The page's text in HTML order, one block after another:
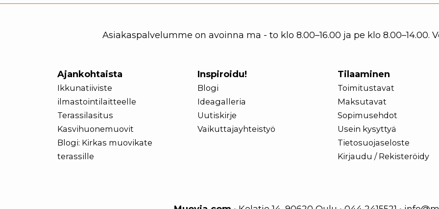
Asiakaspalvelumme on avoinna ma - to klo 8.00–16.00 ja pe klo 8.00–14.00.
Ajankohtaista
Ikkunatiiviste
ilmastointilaitteelle
Terassilasitus
Kasvihuonemuovit
Blogi: Kirkas muovikate
terassille
Inspiroidu!
Blogi
Ideagalleria
Uutiskirje
Vaikuttajayhteistyö
Tilaaminen
Toimitustavat
Maksutavat
Sopimusehdot
Usein kysyttyä
Tietosuojaseloste
Kirjaudu / Rekisteröidy